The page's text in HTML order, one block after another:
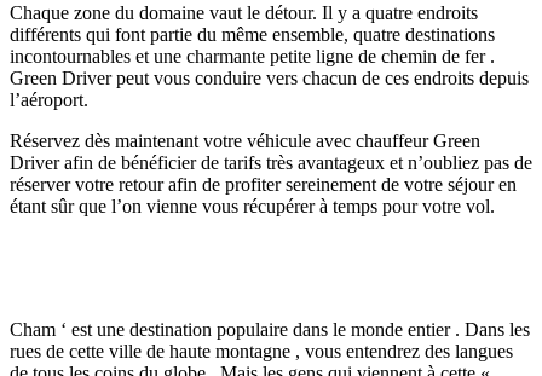
Chaque zone du domaine vaut le détour. Il y a quatre endroits
différents qui font partie du même ensemble, quatre destinations
incontournables et une charmante petite ligne de chemin de fer .
Green Driver peut vous conduire vers chacun de ces endroits depuis
l’aéroport.
Réservez dès maintenant votre véhicule avec chauffeur Green
Driver afin de bénéficier de tarifs très avantageux et n’oubliez pas de
réserver votre retour afin de profiter sereinement de votre séjour en
étant sûr que l’on vienne vous récupérer à temps pour votre vol.
Cham ‘ est une destination populaire dans le monde entier . Dans les
rues de cette ville de haute montagne , vous entendrez des langues